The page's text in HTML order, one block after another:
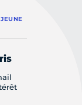
JEUNE